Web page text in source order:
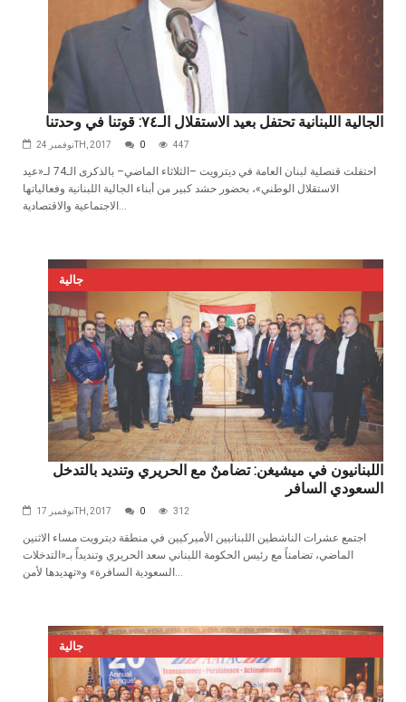
الجالية اللبنانية تحتفل بعيد الاستقلال الـ٧٤: قوتنا في وحدتنا
نوفمبر 24TH, 2017 0 447
احتفلت قنصلية لبنان العامة في ديترويت –الثلاثاء الماضي– بالذكرى الـ74 لـ«عيد
الاستقلال الوطني»، بحضور حشد كبير من أبناء الجالية اللبنانية وفعالياتها
الاجتماعية والاقتصادية...
جالية
اللبنانيون في ميشيغن: تضامنٌ مع الحريري وتنديد بالتدخل
السعودي السافر
نوفمبر 17TH, 2017 0 312
اجتمع عشرات الناشطين اللبنانيين الأميركيين في منطقة ديترويت مساء الاثنين
الماضي، تضامناً مع رئيس الحكومة اللبناني سعد الحريري وتنديداً بـ«التدخلات
السعودية السافرة» و«تهديدها لأمن...
جالية